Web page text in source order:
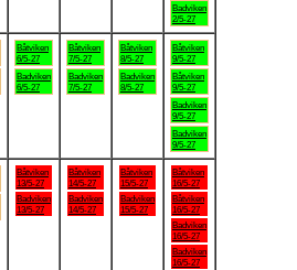
Badviken
2/5-27
Båtviken
6/5-27
Badviken
6/5-27
Båtviken
7/5-27
Badviken
7/5-27
Båtviken
8/5-27
Badviken
8/5-27
Båtviken
9/5-27
Båtviken
9/5-27
Badviken
9/5-27
Badviken
9/5-27
Båtviken
13/5-27
Badviken
13/5-27
Båtviken
14/5-27
Badviken
14/5-27
Båtviken
15/5-27
Badviken
15/5-27
Båtviken
16/5-27
Båtviken
16/5-27
Badviken
16/5-27
Badviken
16/5-27